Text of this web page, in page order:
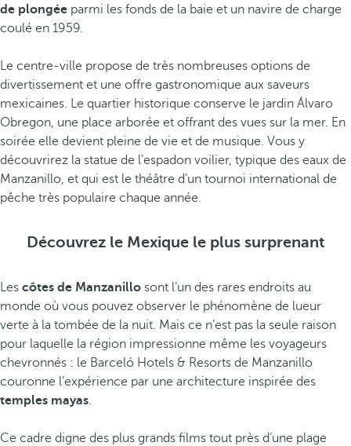
de plongée parmi les fonds de la baie et un navire de charge
coulé en 1959.
Le centre-ville propose de très nombreuses options de
divertissement et une offre gastronomique aux saveurs
mexicaines. Le quartier historique conserve le jardin Álvaro
Obregon, une place arborée et offrant des vues sur la mer. En
soirée elle devient pleine de vie et de musique. Vous y
découvrirez la statue de l’espadon voilier, typique des eaux de
Manzanillo, et qui est le théâtre d’un tournoi international de
pêche très populaire chaque année.
Découvrez le Mexique le plus surprenant
Les côtes de Manzanillo sont l’un des rares endroits au
monde où vous pouvez observer le phénomène de lueur
verte à la tombée de la nuit. Mais ce n’est pas la seule raison
pour laquelle la région impressionne même les voyageurs
chevronnés : le Barceló Hotels & Resorts de Manzanillo
couronne l’expérience par une architecture inspirée des
temples mayas.
Ce cadre digne des plus grands films tout près d’une plage